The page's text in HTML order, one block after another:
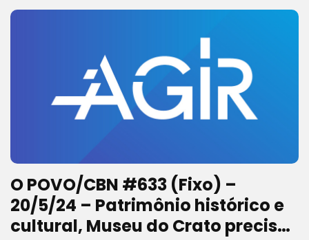
O POVO/CBN #633 (Fixo) –
20/5/24 – Patrimônio histórico e
cultural, Museu do Crato precisa